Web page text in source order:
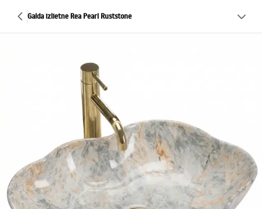
Galda izlietne Rea Pearl Ruststone